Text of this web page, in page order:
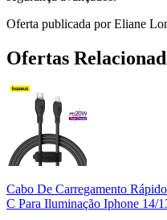
Oferta publicada por Eliane
Ofertas
Cabo De Carregamento
C Para Iluminação Iphone 14/